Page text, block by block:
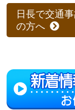
日長で交通
の方へ